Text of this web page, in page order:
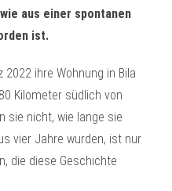
aus einer spontanen
ist.
ihre Wohnung in Bila
Kilometer südlich von
sie nicht, wie lange sie
vier Jahre wurden, ist nur
die diese Geschichte